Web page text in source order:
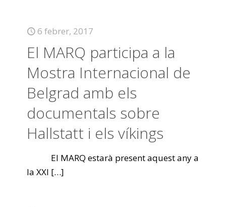
6 febrer, 2017
El MARQ participa a la
Mostra Internacional de
Belgrad amb els
documentals sobre
Hallstatt i els víkings
El MARQ estarà present aquest any a
la XXI […]